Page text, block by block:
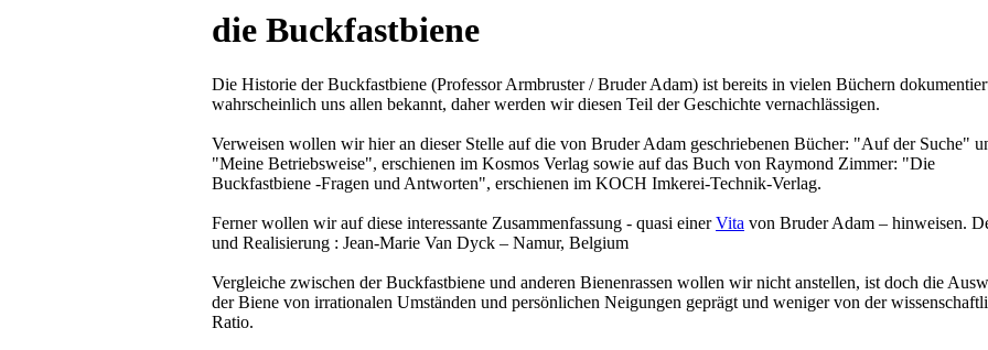
die Buckfastbiene
Die Historie der Buckfastbiene (Professor Armbruster / Bruder Adam) ist bereits in vielen Büchern
wahrscheinlich uns allen bekannt, daher werden wir diesen Teil der Geschichte vernachlässigen.
Verweisen wollen wir hier an dieser Stelle auf die von Bruder Adam geschriebenen Bücher: "Auf der Suche"
"Meine Betriebsweise", erschienen im Kosmos Verlag sowie auf das Buch von Raymond Zimmer: "Die
Buckfastbiene -Fragen und Antworten", erschienen im KOCH Imkerei-Technik-Verlag.
Ferner wollen wir auf diese interessante Zusammenfassung - quasi einerVita von Bruder Adam – hinweisen.
und Realisierung : Jean-Marie Van Dyck – Namur, Belgium
Vergleiche zwischen der Buckfastbiene und anderen Bienenrassen wollen wir nicht anstellen, ist doch die
der Biene von irrationalen Umständen und persönlichen Neigungen geprägt und weniger von der
Ratio.